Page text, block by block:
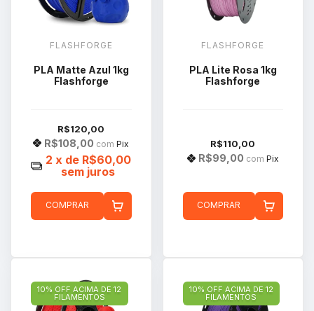
FLASHFORGE
PLA Matte Azul 1kg
Flashforge
R$120,00
R$108,00 com Pix
2 x de R$60,00
sem juros
COMPRAR
FLASHFORGE
PLA Lite Rosa 1kg
Flashforge
R$110,00
R$99,00 com Pix
COMPRAR
10% OFF ACIMA DE 12
FILAMENTOS
10% OFF ACIMA DE 12
FILAMENTOS